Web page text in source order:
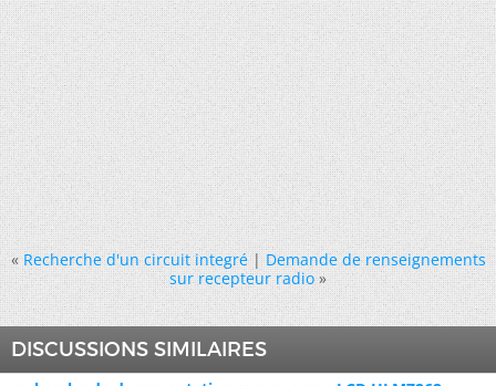
« Recherche d'un circuit integré|Demande de renseignements
sur recepteur radio »
DISCUSSIONS SIMILAIRES